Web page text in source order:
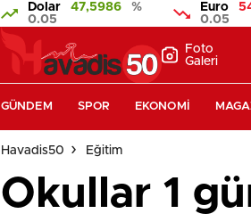
Dolar 47,5986
%
0.05
Euro
0.05
Foto
Galeri
GÜNDEM SPOR EKONOMI
Havadis50 Eğitim
Okullar 1